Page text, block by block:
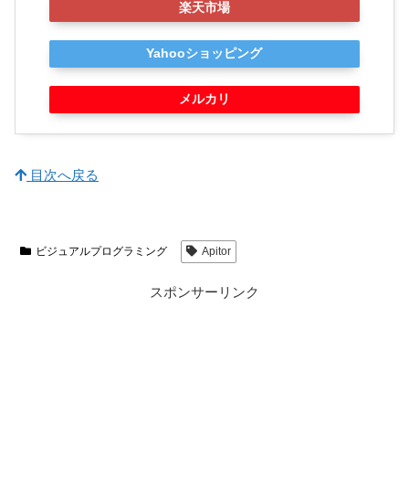
楽天市場
Yahooショッピング
メルカリ
目次へ戻る
ビジュアルプログラミング Apitor
スポンサーリンク